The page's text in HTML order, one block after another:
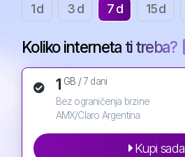
1 d 3 d 7 d 15 d
Koliko interneta ti treba?
1 GB /7 dani
Bez ograničenja brzine
AMX/Claro Argentina
Kupi sada